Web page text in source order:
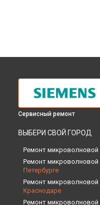
Сервисный ремонт
ВЫБЕРИ СВОЙ ГОРОД
Ремонт микроволновой
Ремонт микроволновой
Петербурге
Ремонт микроволновой
Краснодаре
Ремонт микроволновой